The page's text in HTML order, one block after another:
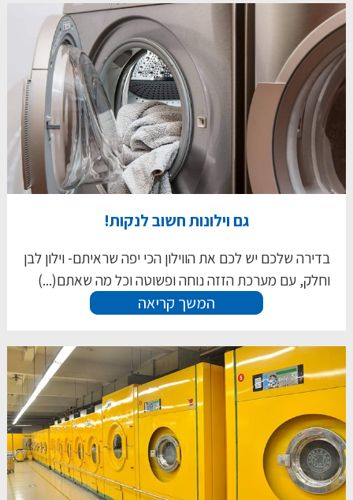
גם וילונות חשוב לנקות!
בדירה שלכם יש לכם את הווילון הכי יפה שראיתם- וילון לבן
וחלק, עם מערכת הזזה נוחה ופשוטה וכל מה שאתם(...)
המשך קריאה